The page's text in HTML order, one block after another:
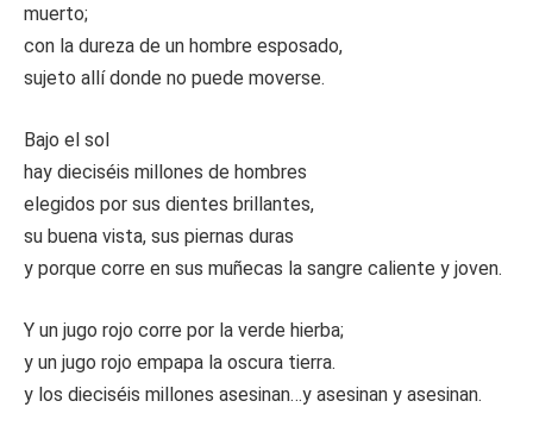
muerto;
con la dureza de un hombre esposado,
sujeto allí donde no puede moverse.
Bajo el sol
hay dieciséis millones de hombres
elegidos por sus dientes brillantes,
su buena vista, sus piernas duras
y porque corre en sus muñecas la sangre caliente y joven.
Y un jugo rojo corre por la verde hierba;
y un jugo rojo empapa la oscura tierra.
y los dieciséis millones asesinan…y asesinan y asesinan.